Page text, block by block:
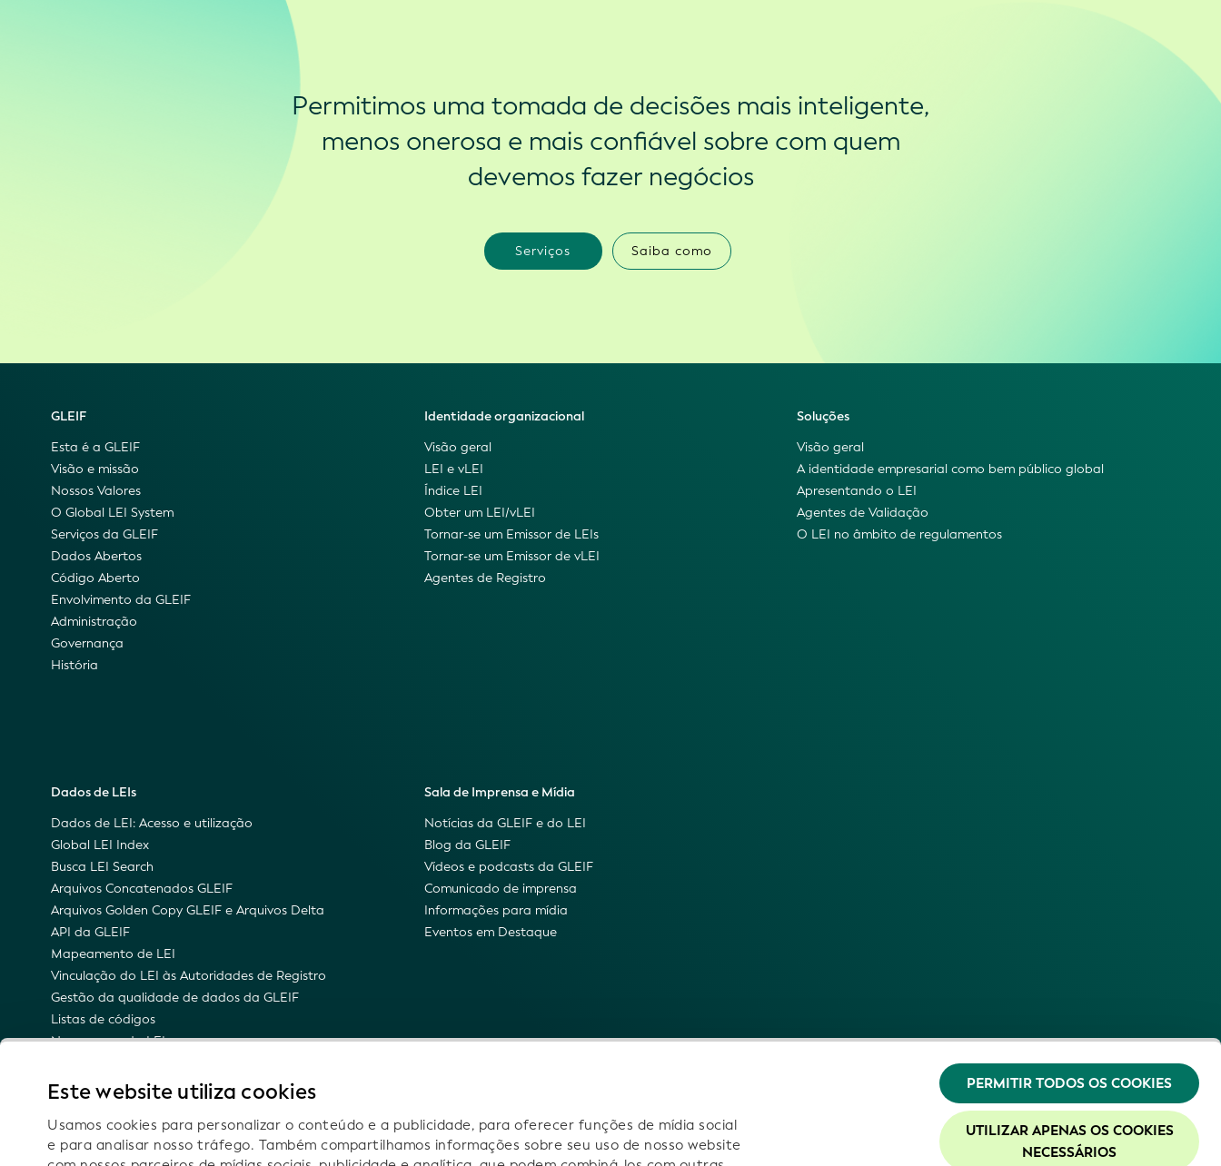
Este website utiliza cookies
Usamos cookies para personalizar o conteúdo e a publicidade, para oferecer funções de mídia social
e para analisar nosso tráfego. Também compartilhamos informações sobre seu uso de nosso website
PERMITIR TODOS OS COOKIES
UTILIZAR APENAS OS COOKIES
NECESSÁRIOS
Permitimos uma tomada de decisões mais inteligente,
menos onerosa e mais confiável sobre com quem
devemos fazer negócios
Serviços Saiba como
GLEIF
Esta é a GLEIF
Visão e missão
Nossos Valores
O Global LEI System
Serviços da GLEIF
Dados Abertos
Código Aberto
Envolvimento da GLEIF
Administração
Governança
História
Identidade organizacional
Visão geral
LEI e vLEI
Índice LEI
Obter um LEI/vLEI
Tornar-se um Emissor de LEIs
Tornar-se um Emissor de vLEI
Agentes de Registro
Soluções
Visão geral
A identidade empresarial como bem público global
Apresentando o LEI
Agentes de Validação
O LEI no âmbito de regulamentos
Dados de LEIs
Dados de LEI: Acesso e utilização
Global LEI Index
Busca LEI Search
Arquivos Concatenados GLEIF
Arquivos Golden Copy GLEIF e Arquivos Delta
API da GLEIF
Mapeamento de LEI
Vinculação do LEI às Autoridades de Registro
Gestão da qualidade de dados da GLEIF
Listas de códigos
Namespace do LEI
Notificações por e-mail sobre as atualizações
técnicas
Sala de Imprensa e Mídia
Notícias da GLEIF e do LEI
Blog da GLEIF
Vídeos e podcasts da GLEIF
Comunicado de imprensa
Informações para mídia
Eventos em Destaque